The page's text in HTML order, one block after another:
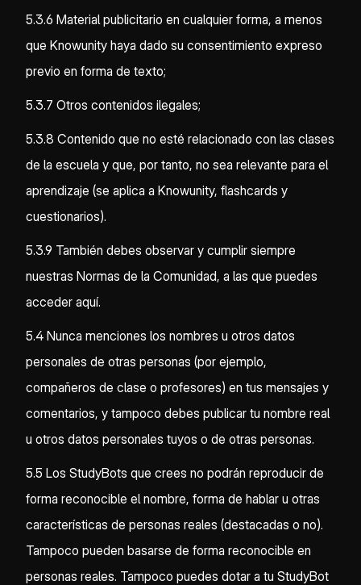
5.3.6 Material publicitario en cualquier forma, a menos
que Knowunity haya dado su consentimiento expreso
previo en forma de texto;
5.3.7 Otros contenidos ilegales;
5.3.8 Contenido que no esté relacionado con las clases
de la escuela y que, por tanto, no sea relevante para el
aprendizaje (se aplica a Knowunity, flashcards y
cuestionarios).
5.3.9 También debes observar y cumplir siempre
nuestras Normas de la Comunidad, a las que puedes
acceder aquí.
5.4 Nunca menciones los nombres u otros datos
personales de otras personas (por ejemplo,
compañeros de clase o profesores) en tus mensajes y
comentarios, y tampoco debes publicar tu nombre real
u otros datos personales tuyos o de otras personas.
5.5 Los StudyBots que crees no podrán reproducir de
forma reconocible el nombre, forma de hablar u otras
características de personas reales (destacadas o no).
Tampoco pueden basarse de forma reconocible en
personas reales. Tampoco puedes dotar a tu StudyBot